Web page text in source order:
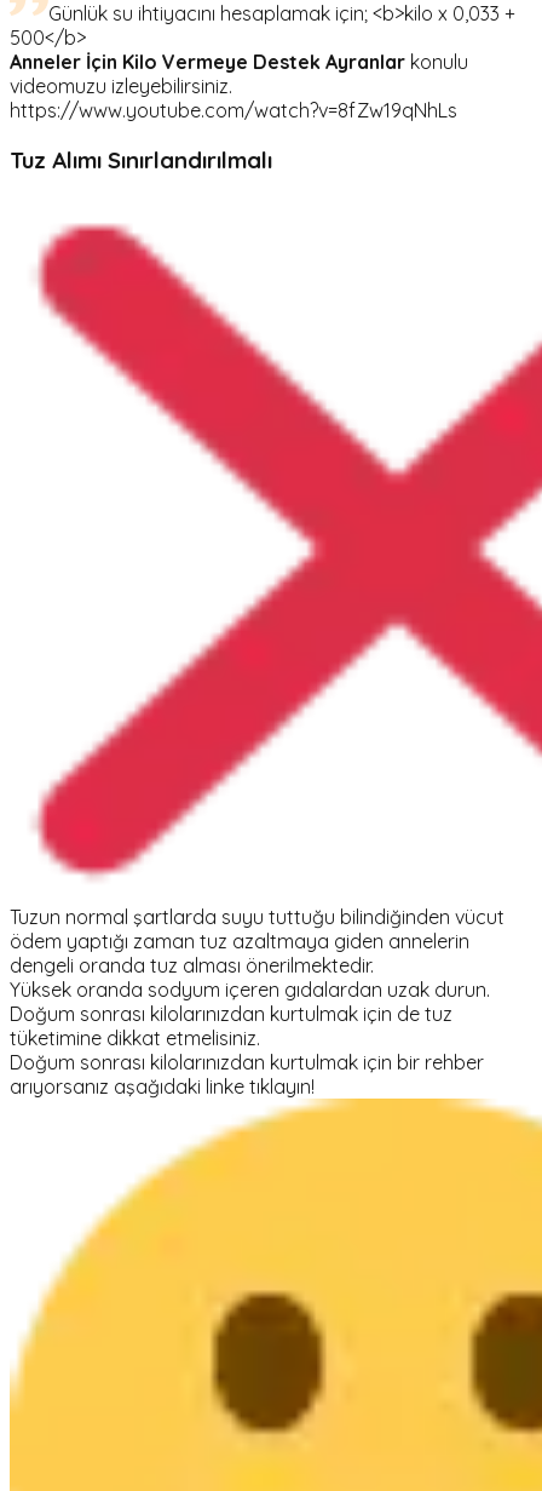
Günlük su ihtiyacını hesaplamak için; <b>kilo x 0,033 +
500</b>
Anneler İçin Kilo Vermeye Destek Ayranlar konulu
videomuzu izleyebilirsiniz.
https://www.youtube.com/watch?v=8fZw19qNhLs
Tuz Alımı Sınırlandırılmalı
Tuzun normal şartlarda suyu tuttuğu bilindiğinden vücut
ödem yaptığı zaman tuz azaltmaya giden annelerin
dengeli oranda tuz alması önerilmektedir.
Yüksek oranda sodyum içeren gıdalardan uzak durun.
Doğum sonrası kilolarınızdan kurtulmak için de tuz
tüketimine dikkat etmelisiniz.
Doğum sonrası kilolarınızdan kurtulmak için bir rehber
arıyorsanız aşağıdaki linke tıklayın!